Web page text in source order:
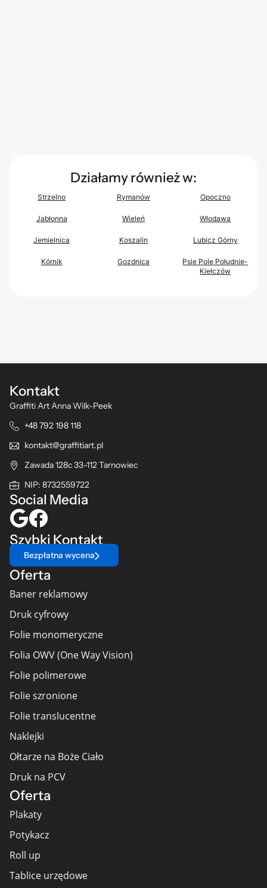
Działamy również w:
Strzelno Rymanów Opoczno
Jabłonna Wieleń Włodawa
Jemielnica Koszalin Lubicz Górny
Kórnik Gozdnica
Psie Pole Południe-
Kiełczów
Oferta
Baner reklamowy
Druk cyfrowy
Folie monomeryczne
Folia OWV (One Way Vision)
Folie polimerowe
Folie szronione
Folie translucentne
Naklejki
Ołtarze na Boże Ciało
Druk na PCV
Oferta
Plakaty
Potykacz
Roll up
Tablice urzędowe
Kontakt
Graffiti Art Anna Wilk-Peek
+48 792 198 118
kontakt@graffitiart.pl
Zawada 128c 33-112 Tarnowiec
NIP: 8732559722
Social Media
Szybki Kontakt
Bezpłatna wycena